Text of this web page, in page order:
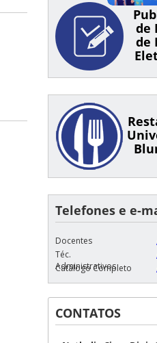
de
de
Telefones e e-
Docentes
Téc.
Administrativos
Catálogo Completo
CONTATOS